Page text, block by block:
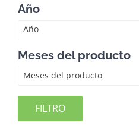
Año
Año
Meses del producto
Meses del producto
FILTRO